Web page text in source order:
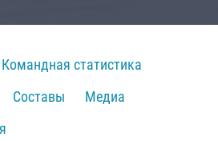
Командная статистика
Составы
Медиа